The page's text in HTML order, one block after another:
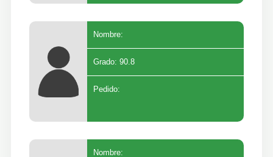
Nombre:
Grado: 90.8
Pedido:
Nombre: